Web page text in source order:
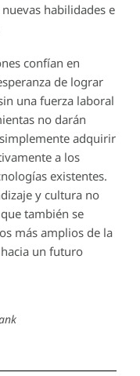
habilidades e
confían en
de lograr
una fuerza laboral
no darán
adquirir
a los
existentes.
y cultura no
también se
más amplios de la
un futuro